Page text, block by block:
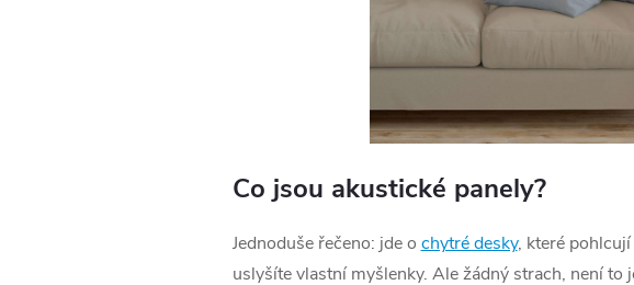
Co jsou akustické panely?
Jednoduše řečeno: jde o chytré desky, které
uslyšíte vlastní myšlenky. Ale žádný strach, není to